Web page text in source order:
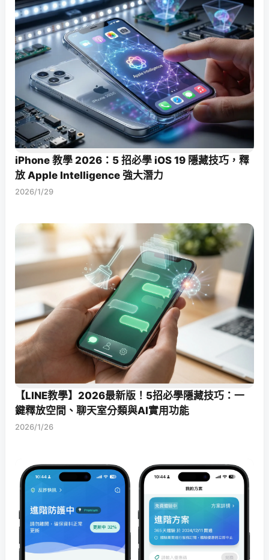
iPhone 教學 2026：5 招必學 iOS 19 隱藏技巧，釋
放 Apple Intelligence 強大潛力
2026/1/29
【LINE教學】2026最新版！5招必學隱藏技巧：一
鍵釋放空間、聊天室分類與AI實用功能
2026/1/26